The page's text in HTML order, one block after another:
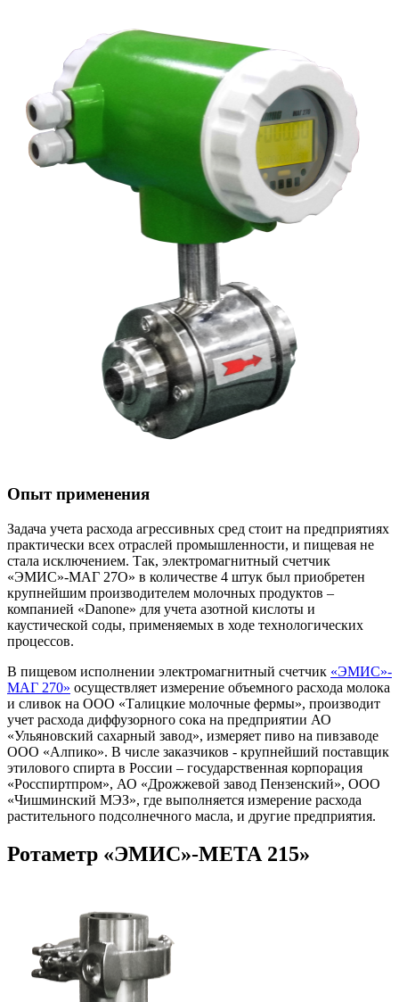
Опыт применения
Задача учета расхода агрессивных сред стоит на предприятиях
практически всех отраслей промышленности, и пищевая не
стала исключением. Так, электромагнитный счетчик
«ЭМИС»-МАГ 27О» в количестве 4 штук был приобретен
крупнейшим производителем молочных продуктов –
компанией «Danone» для учета азотной кислоты и
каустической соды, применяемых в ходе технологических
процессов.
В пищевом исполнении электромагнитный счетчик «ЭМИС»-
МАГ 270» осуществляет измерение объемного расхода молока
и сливок на ООО «Талицкие молочные фермы», производит
учет расхода диффузорного сока на предприятии АО
«Ульяновский сахарный завод», измеряет пиво на пивзаводе
ООО «Алпико». В числе заказчиков - крупнейший поставщик
этилового спирта в России – государственная корпорация
«Росспиртпром», АО «Дрожжевой завод Пензенский», ООО
«Чишминский МЭЗ», где выполняется измерение расхода
растительного подсолнечного масла, и другие предприятия.
Ротаметр «ЭМИС»-МЕТА 215»